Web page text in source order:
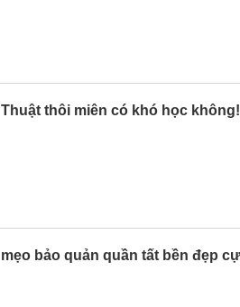
Thuật thôi miên có khó học không!
mẹo bảo quản quần tất bền đẹp